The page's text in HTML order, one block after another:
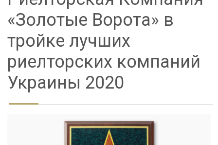
«Золотые Ворота» в
тройке лучших
риелторских компаний
Украины 2020